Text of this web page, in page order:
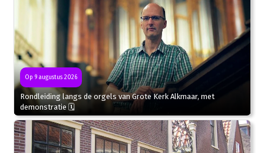
Op 9 augustus 2026
Rondleiding langs de orgels van Grote Kerk Alkmaar, met
demonstratie 🗓